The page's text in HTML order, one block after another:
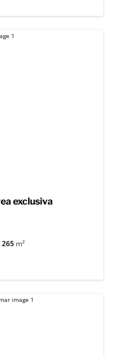
exclusiva
265 m²